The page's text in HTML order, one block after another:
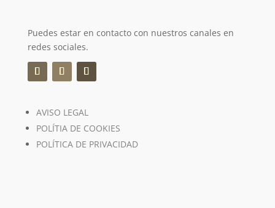
Puedes estar en contacto con nuestros canales en
redes sociales.
AVISO LEGAL
POLÍTIA DE COOKIES
POLÍTICA DE PRIVACIDAD